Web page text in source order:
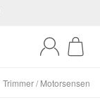
Trimmer / Motorsensen